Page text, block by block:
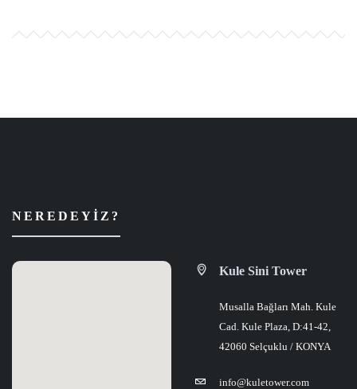
NEREDEYIZ?
Kule Sini Tower
Musalla Bağları Mah. Kule
Cad. Kule Plaza, D:41-42,
42060 Selçuklu / KONYA
info@kuletower.com